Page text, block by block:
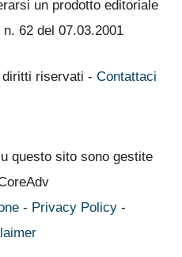
un prodotto editoriale
62 del 07.03.2001
riservati - Contattaci
questo sito sono gestite
- Privacy Policy-